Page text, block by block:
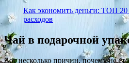
Как экономить деньги: ТОП 20
расходов
Чай в подарочной
Вот несколько причин, почему не